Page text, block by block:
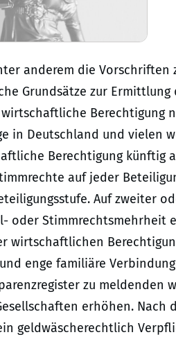
anderem die
Grundsätze zur
Berechtigung
in Deutschland und
Berechtigung künftig
auf jeder
Auf zweiter
oder Stimmrechtsmehrheit
wirtschaftlichen
enge familiäre
zu
erhöhen. Nach
geldwäscherechtlich